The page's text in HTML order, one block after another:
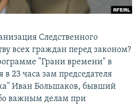
Следственного
всех граждан перед законом?
"Грани времени" в
в 23 часа зам председателя
Иван Большаков, бывший
важным делам при